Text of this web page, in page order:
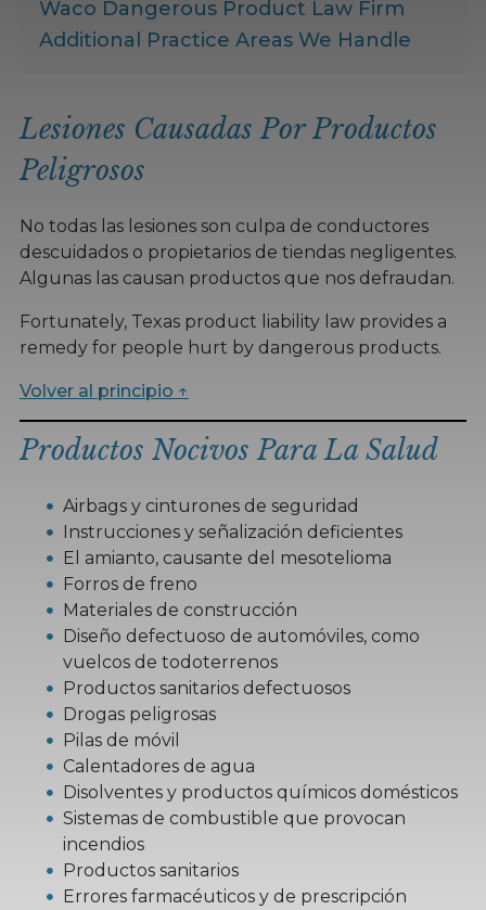
Waco Dangerous Product Law Firm
Additional Practice Areas We Handle
Lesiones Causadas Por Productos
Peligrosos
No todas las lesiones son culpa de conductores
descuidados o propietarios de tiendas negligentes.
Algunas las causan productos que nos defraudan.
Fortunately, Texas product liability law provides a
remedy for people hurt by dangerous products.
Volver al principio ↑
Productos Nocivos Para La Salud
Airbags y cinturones de seguridad
Instrucciones y señalización deficientes
El amianto, causante del mesotelioma
Forros de freno
Materiales de construcción
Diseño defectuoso de automóviles, como
vuelcos de todoterrenos
Productos sanitarios defectuosos
Drogas peligrosas
Pilas de móvil
Calentadores de agua
Disolventes y productos químicos domésticos
Sistemas de combustible que provocan
incendios
Productos sanitarios
Errores farmacéuticos y de prescripción